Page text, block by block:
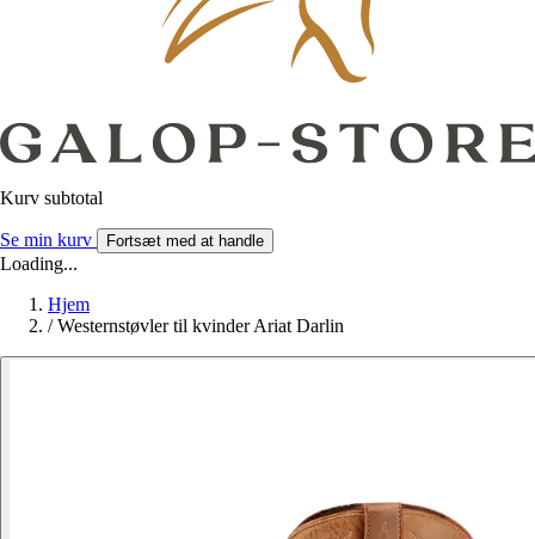
Kurv subtotal
Se min kurv Fortsæt med at handle
Loading...
Hjem
/ Westernstøvler til kvinder Ariat Darlin